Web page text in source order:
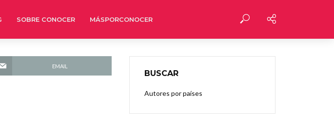
SOBRE CONOCER MÁSPORCONOCER
EMAIL
BUSCAR
Autores por países